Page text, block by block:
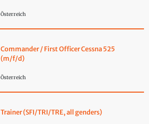
Österreich
Commander / First Officer Cessna 525
(m/f/d)
Österreich
Trainer (SFI/TRI/TRE, all genders)